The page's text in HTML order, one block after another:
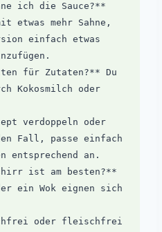
ich die Sauce?**
etwas mehr Sahne,
einfach etwas
für Zutaten?** Du
Kokosmilch oder
verdoppeln oder
Fall, passe einfach
entsprechend an.
ist am besten?**
ein Wok eignen sich
oder fleischfrei